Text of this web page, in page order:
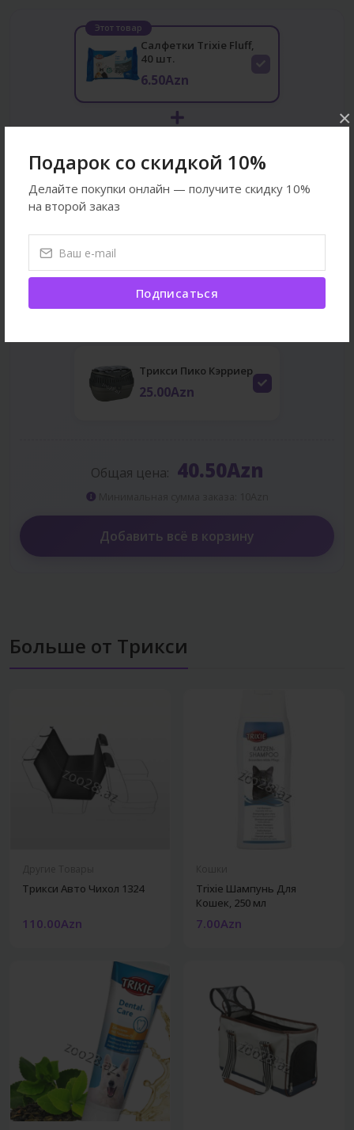
Подарок со скидкой 10%
Делайте покупки онлайн — получите скидку 10%
на второй заказ
Подписаться
×
Этот товар
Салфетки Trixie Fluff,
40 шт.
6.50Azn
Кроликов
5.00Azn
Яго...
4.00Azn
Трикси Пико Кэрриер
25.00Azn
Общая цена: 40.50Azn
Добавить всё в корзину
Больше от Трикси
Трикси Авто Чихол 1324
110.00Azn
Trixie Шампунь Для
Кошек, 250 мл
7.00Azn